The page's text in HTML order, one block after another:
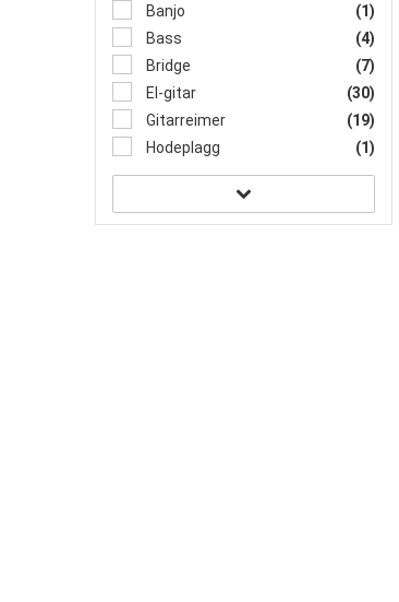
Banjo
(1)
Bass
(4)
Bridge
(7)
El-gitar
(30)
Gitarreimer
(19)
Hodeplagg
(1)